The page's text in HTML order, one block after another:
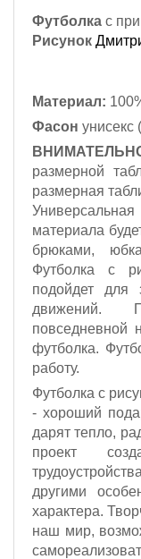
Футболка с
Рисунок
Материал:
Фасон унисекс
размерной
размерная
материала
брюками,
Футболка с
подойдет для
движений.
повседневной
футболка.
работу.
Футболка с
- хороший
дарят тепло,
проект
другими
характера.
наш мир,